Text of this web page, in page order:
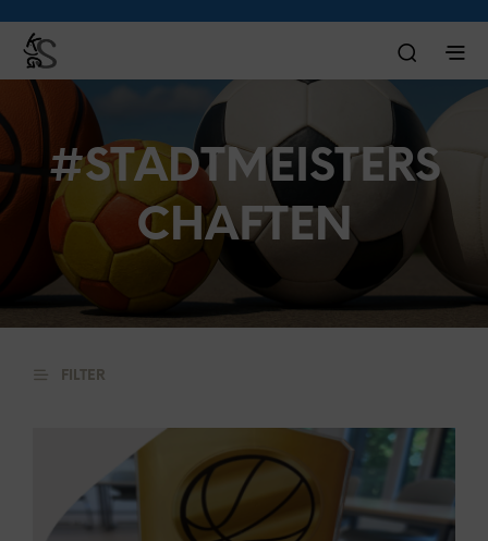
#STADTMEISTERS
CHAFTEN
FILTER